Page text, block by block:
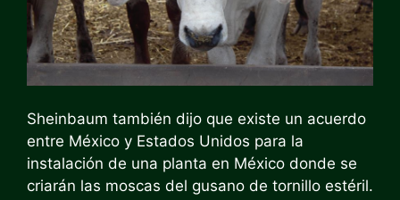
Sheinbaum también dijo que existe un acuerdo
entre México y Estados Unidos para la
instalación de una planta en México donde se
criarán las moscas del gusano de tornillo estéril.